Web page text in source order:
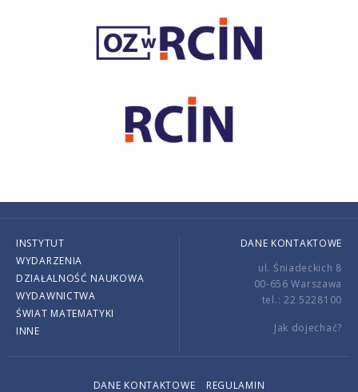
INSTYTUT
WYDARZENIA
DZIAŁALNOŚĆ NAUKOWA
WYDAWNICTWA
ŚWIAT MATEMATYKI
INNE
DANE KONTAKTOWE
ul. Śniadeckich 8
00-656 Warszawa
tel.: 22 5228100
Jak dojechać?
DANE KONTAKTOWE REGULAMIN